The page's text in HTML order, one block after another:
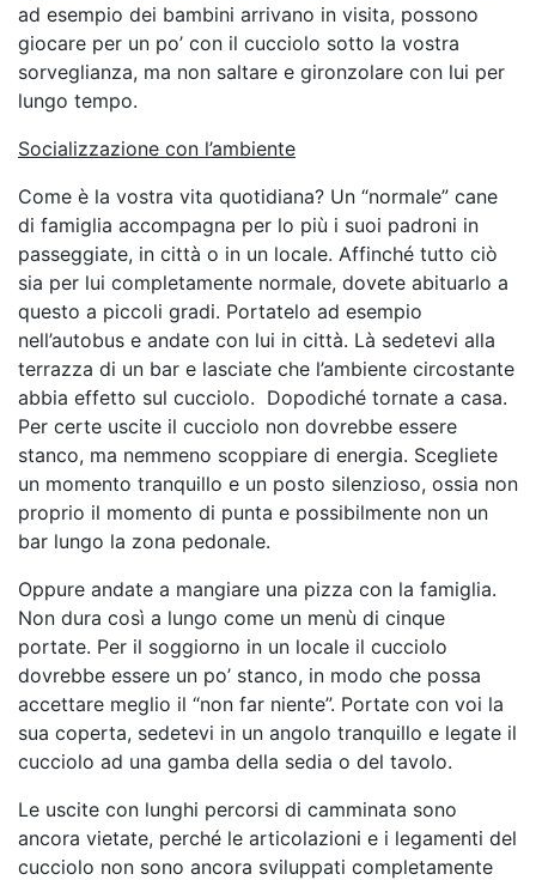
ad esempio dei bambini arrivano in visita, possono
giocare per un po’ con il cucciolo sotto la vostra
sorveglianza, ma non saltare e gironzolare con lui per
lungo tempo.
Socializzazione con l’ambiente
Come è la vostra vita quotidiana? Un “normale” cane
di famiglia accompagna per lo più i suoi padroni in
passeggiate, in città o in un locale. Affinché tutto ciò
sia per lui completamente normale, dovete abituarlo a
questo a piccoli gradi. Portatelo ad esempio
nell’autobus e andate con lui in città. Là sedetevi alla
terrazza di un bar e lasciate che l’ambiente circostante
abbia effetto sul cucciolo. Dopodiché tornate a casa.
Per certe uscite il cucciolo non dovrebbe essere
stanco, ma nemmeno scoppiare di energia. Scegliete
un momento tranquillo e un posto silenzioso, ossia non
proprio il momento di punta e possibilmente non un
bar lungo la zona pedonale.
Oppure andate a mangiare una pizza con la famiglia.
Non dura così a lungo come un menù di cinque
portate. Per il soggiorno in un locale il cucciolo
dovrebbe essere un po’ stanco, in modo che possa
accettare meglio il “non far niente”. Portate con voi la
sua coperta, sedetevi in un angolo tranquillo e legate il
cucciolo ad una gamba della sedia o del tavolo.
Le uscite con lunghi percorsi di camminata sono
ancora vietate, perché le articolazioni e i legamenti del
cucciolo non sono ancora sviluppati completamente